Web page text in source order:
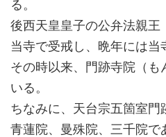
る。
後西天皇皇子の公弁法親王
当寺で受戒し、晩年には当
その時以来、門跡寺院（も
いる。
ちなみに、天台宗五箇室門
青蓮院、曼殊院、三千院で